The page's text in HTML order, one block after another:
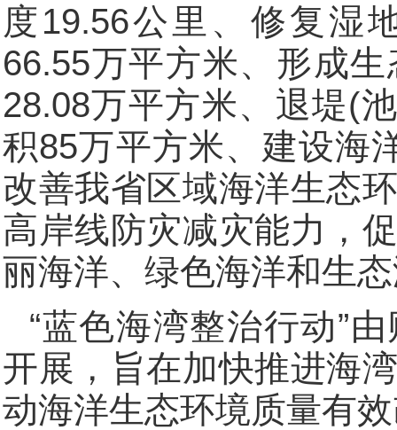
度19.56公里、修复湿
66.55万平方米、形成
28.08万平方米、退堤(
积85万平方米、建设海
改善我省区域海洋生态
高岸线防灾减灾能力，
丽海洋、绿色海洋和生
“蓝色海湾整治行动”
开展，旨在加快推进海
动海洋生态环境质量有